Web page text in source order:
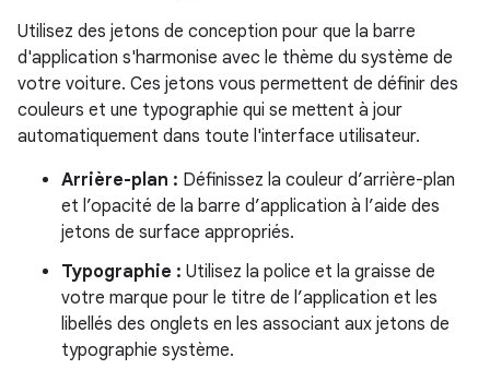
Utilisez des jetons de conception pour que la barre
d'application s'harmonise avec le thème du système de
votre voiture. Ces jetons vous permettent de définir des
couleurs et une typographie qui se mettent à jour
automatiquement dans toute l'interface utilisateur.
Arrière-plan : Définissez la couleur d’arrière-plan
et l’opacité de la barre d’application à l’aide des
jetons de surface appropriés.
Typographie : Utilisez la police et la graisse de
votre marque pour le titre de l’application et les
libellés des onglets en les associant aux jetons de
typographie système.